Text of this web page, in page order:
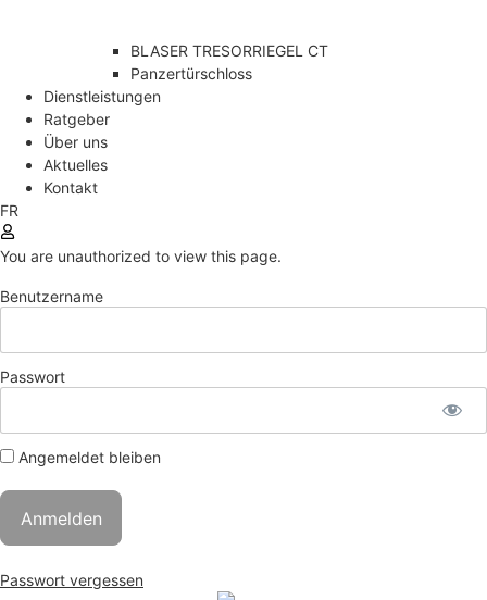
BLASER TRESORRIEGEL CT
Panzertürschloss
Dienstleistungen
Ratgeber
Über uns
Aktuelles
Kontakt
FR
You are unauthorized to view this page.
Benutzername
Passwort
Angemeldet bleiben
Passwort vergessen